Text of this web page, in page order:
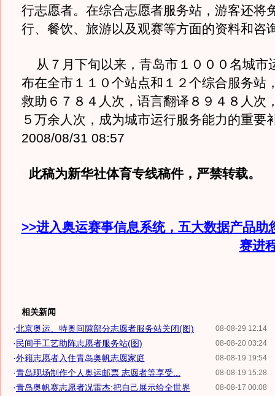
行志愿者。在综合志愿者服务站，游客还将
行、餐饮、旅游以及观赛等方面的资料和咨
从７月下旬以来，青岛市１０００名城市
布在全市１１０个站点和１２个综合服务站
救助６７８４人次，语言翻译８９４８人次
５万余人次，成为城市运行服务能力的重要
2008/08/31 08:57
此稿为新华社体育专线稿件，严禁转载。
>>进入奥运赛事信息系统，五大数据产品助
赛进
相关新闻
08-08-29 12:14
·北京奥运、特奥间隙部分志愿者服务站关闭(图)
08-08-20 03:24
· 民间手工艺助阵志愿者服务站(图)
08-08-19 19:54
·外籍志愿者入住青岛奥帆志愿家庭
08-08-19 15:28
·青岛现场制作个人奥运邮票 志愿者等享受...
08-08-17 00:08
·青岛奥帆赛志愿者况雷杰:把自己展示给全世界